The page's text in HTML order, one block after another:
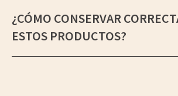
¿CÓMO CONSERVAR
ESTOS PRODUCTOS?